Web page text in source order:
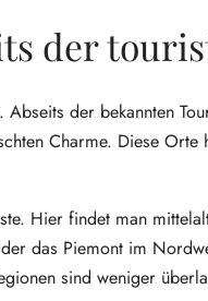
der
der bekannten
Charme. Diese Orte
Hier findet man
das Piemont im
sind weniger